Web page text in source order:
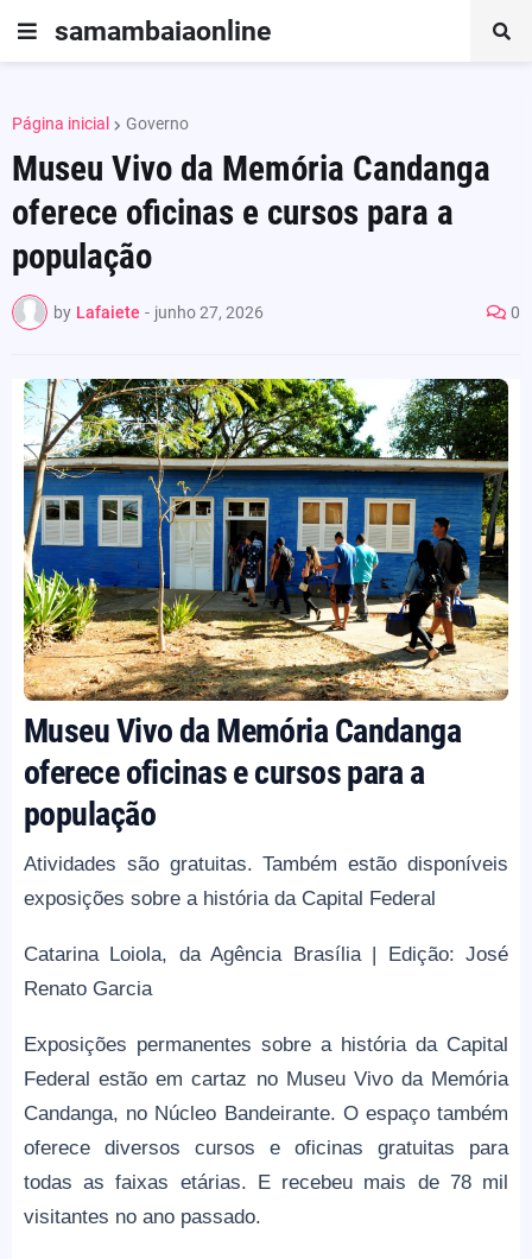
samambaiaonline
Página inicial Governo
Museu Vivo da Memória Candanga
oferece oficinas e cursos para a
população
by Lafaiete - junho 27, 2026 0
Museu Vivo da Memória Candanga
oferece oficinas e cursos para a
população
Atividades são gratuitas. Também estão disponíveis
exposições sobre a história da Capital Federal
Catarina Loiola, da Agência Brasília | Edição: José
Renato Garcia
Exposições permanentes sobre a história da Capital
Federal estão em cartaz no Museu Vivo da Memória
Candanga, no Núcleo Bandeirante. O espaço também
oferece diversos cursos e oficinas gratuitas para
todas as faixas etárias. E recebeu mais de 78 mil
visitantes no ano passado.